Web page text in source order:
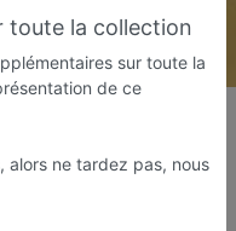
Canaria
toute la collection
sur toute la
de ce
alors ne tardez pas, nous